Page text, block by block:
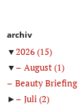
archiv
▼ 2026(15)
▼
August(1)
Beauty
►
Juli (2)